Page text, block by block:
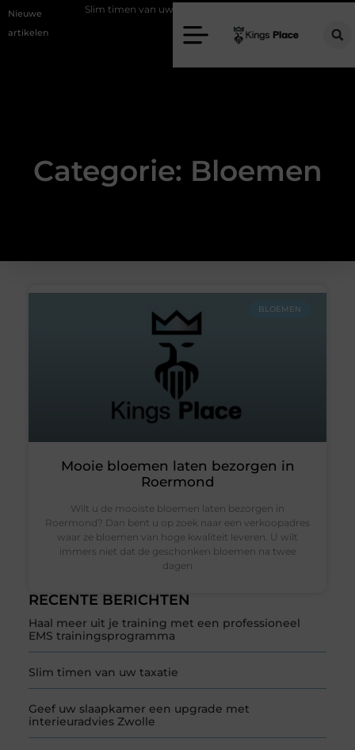
Nieuwe
artikelen
Slim timen van uw taxatie
Categorie: Bloemen
RECENTE BERICHTEN
Haal meer uit je training met een professioneel
EMS trainingsprogramma
Slim timen van uw taxatie
Geef uw slaapkamer een upgrade met
interieuradvies Zwolle
BLOEMEN
Mooie bloemen laten bezorgen in
Roermond
Wilt u de mooiste bloemen laten bezorgen in
Roermond? Dan bent u op zoek naar een verkoopadres
waar ze bloemen van hoge kwaliteit leveren. U wilt
immers niet dat de geschonken bloemen na twee
dagen